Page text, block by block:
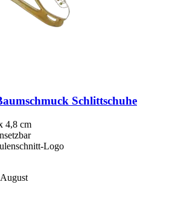
Schlittschuhe
4,8 cm
Logo